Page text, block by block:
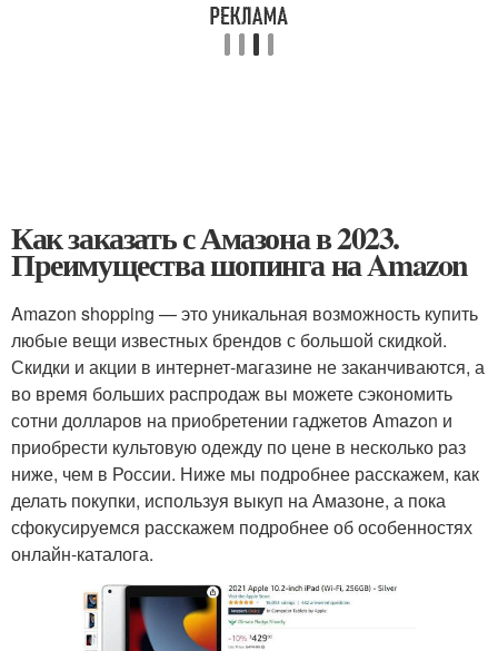
Как заказать с Амазона в 2023.
Преимущества шопинга на Amazon
Amazon shopping — это уникальная возможность купить
любые вещи известных брендов с большой скидкой.
Скидки и акции в интернет-магазине не заканчиваются, а
во время больших распродаж вы можете сэкономить
сотни долларов на приобретении гаджетов Amazon и
приобрести культовую одежду по цене в несколько раз
ниже, чем в России. Ниже мы подробнее расскажем, как
делать покупки, используя выкуп на Амазоне, а пока
сфокусируемся расскажем подробнее об особенностях
онлайн-каталога.